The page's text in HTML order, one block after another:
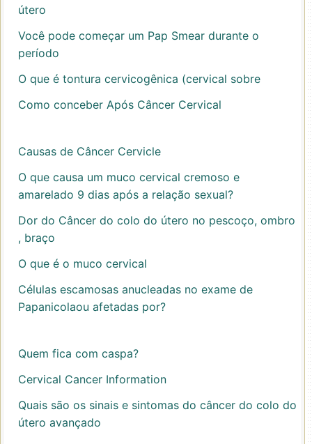
útero
Você pode começar um Pap Smear durante o
período
O que é tontura cervicogênica (cervical sobre
Como conceber Após Câncer Cervical
Causas de Câncer Cervicle
O que causa um muco cervical cremoso e
amarelado 9 dias após a relação sexual?
Dor do Câncer do colo do útero no pescoço, ombro
, braço
O que é o muco cervical
Células escamosas anucleadas no exame de
Papanicolaou afetadas por?
Quem fica com caspa?
Cervical Cancer Information
Quais são os sinais e sintomas do câncer do colo do
útero avançado